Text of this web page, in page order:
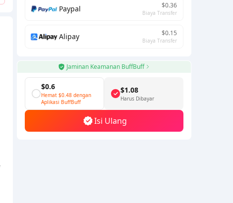
Paypal $0.36
Biaya Transfer
Alipay $0.15
Biaya Transfer
Jaminan Keamanan BuffBuff
$0.6
Hemat $0.48 dengan
Aplikasi BuffBuff
$1.08
Harus Dibayar
Isi Ulang